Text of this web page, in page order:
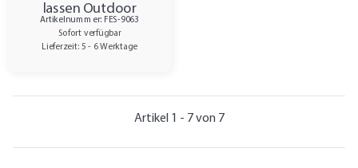
lassen Outdoor
Konturgeschnitten 60
cm 4/0-farbig
Artikelnummer: FES-9063
Sofort verfügbar
Lieferzeit: 5 - 6 Werktage
Artikel 1 - 7 von 7